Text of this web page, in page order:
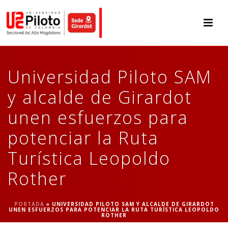
Universidad Piloto SAM
y alcalde de Girardot
unen esfuerzos para
potenciar la Ruta
Turística Leopoldo
Rother
PORTADA » UNIVERSIDAD PILOTO SAM Y ALCALDE DE GIRARDOT
UNEN ESFUERZOS PARA POTENCIAR LA RUTA TURÍSTICA LEOPOLDO
ROTHER